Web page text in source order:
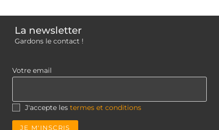
La newsletter
Gardons le contact !
Votre email
J'accepte les termes et conditions